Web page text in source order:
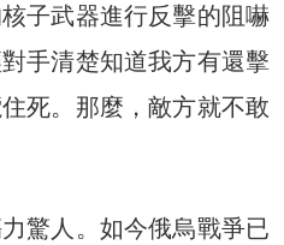
子武器進行反擊的阻嚇
手清楚知道我方有還擊
死。那麼，敵方就不敢
驚人。如今俄烏戰爭已